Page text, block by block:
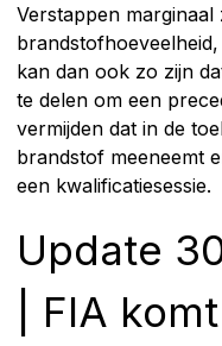
Verstappen marginaal
kan dan ook zo zijn
te delen om een
vermijden dat in de
brandstof meeneemt
een kwalificatiesessie.
Update
| FIA